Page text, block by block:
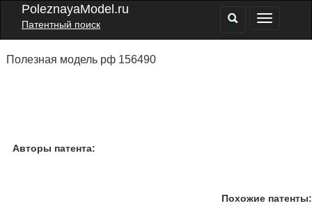
PoleznayaModel.ru
Патентный поиск
Полезная модель рф 156490
Авторы патента:
Похожие патенты: